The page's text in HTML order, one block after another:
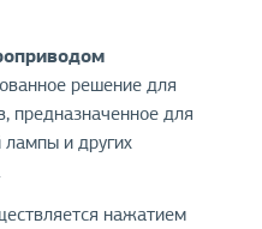
решение для
предназначенное для
и других
нажатием